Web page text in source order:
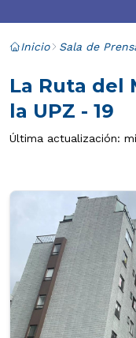
Inicio Sala de
La Ruta del
la UPZ - 19
Última actualización: